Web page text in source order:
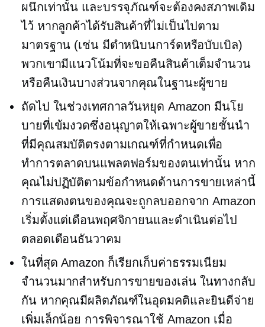
ผนึกเท่านั้น และบรรจุภัณฑ์จะต้องคงสภาพเดิม
ไว้ หากลูกค้าได้รับสินค้าที่ไม่เป็นไปตาม
มาตรฐาน (เช่น มีตำหนิบนการ์ดหรือบับเบิล)
พวกเขามีแนวโน้มที่จะขอคืนสินค้าเต็มจำนวน
หรือคืนเงินบางส่วนจากคุณในฐานะผู้ขาย
ถัดไป ในช่วงเทศกาลวันหยุด Amazon มีนโย
บายที่เข้มงวดซึ่งอนุญาตให้เฉพาะผู้ขายชั้นนำ
ที่มีคุณสมบัติตรงตามเกณฑ์ที่กำหนดเพื่อ
ทำการตลาดบนแพลตฟอร์มของตนเท่านั้น หาก
คุณไม่ปฏิบัติตามข้อกำหนดด้านการขายเหล่านี้
การแสดงตนของคุณจะถูกลบออกจาก Amazon
เริ่มตั้งแต่เดือนพฤศจิกายนและดำเนินต่อไป
ตลอดเดือนธันวาคม
ในที่สุด Amazon ก็เรียกเก็บค่าธรรมเนียม
จำนวนมากสำหรับการขายของเล่น ในทางกลับ
กัน หากคุณมีผลิตภัณฑ์ในอุดมคติและยินดีจ่าย
เพิ่มเล็กน้อย การพิจารณาใช้ Amazon เมื่อ